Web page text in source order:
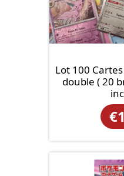
Lot 100
double ( 20
€